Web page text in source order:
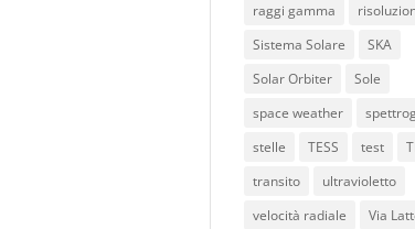
raggi gamma
Sistema Solare
SKA
Solar Orbiter
Sole
space weather
stelle
TESS test
transito
ultravioletto
velocità radiale
Via